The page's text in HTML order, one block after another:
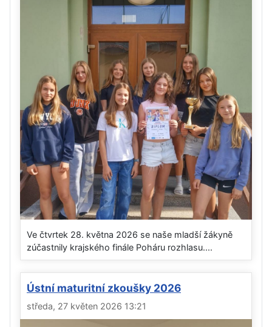
Ve čtvrtek 28. května 2026 se naše mladší žákyně
zúčastnily krajského finále Poháru rozhlasu....
Ústní maturitní zkoušky 2026
středa, 27 květen 2026 13:21